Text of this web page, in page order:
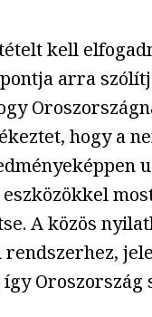
kell
arra
hogy a
A közös
Oroszország